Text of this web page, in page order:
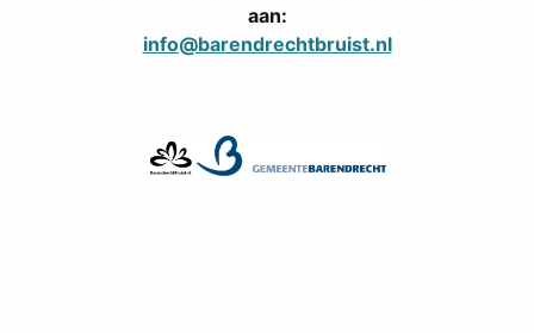
aan:
info@barendrechtbruist.nl